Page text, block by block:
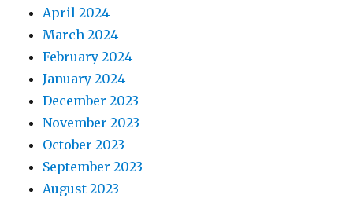
April 2024
March 2024
February 2024
January 2024
December 2023
November 2023
October 2023
September 2023
August 2023